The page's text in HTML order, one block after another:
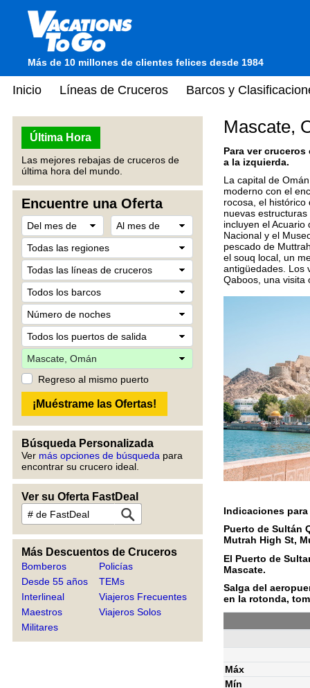
Más de 10 millones de clientes felices desde 1984
Inicio Líneas de Cruceros Barcos y
Última Hora
Las mejores rebajas de cruceros de
última hora del mundo.
Encuentre una Oferta
Regreso al mismo puerto
Búsqueda Personalizada
Ver más opciones de búsqueda para
encontrar su crucero ideal.
Ver su Oferta FastDeal
Más Descuentos de Cruceros
Bomberos
Desde 55 años
Interlineal
Maestros
Militares
Policías
TEMs
Viajeros Frecuentes
Viajeros Solos
Mascate,
Para ver
a la izquierda.
La capital de
moderno con el
rocosa, el histórico
nuevas
incluyen el
Nacional y el
pescado de
el souq local, un
antigüedades. Los
Qaboos, una visita
Indicaciones
Puerto de Sultán
Mutrah High St,
El Puerto de
Mascate.
Salga del
en la rotonda,
Máx
Mín